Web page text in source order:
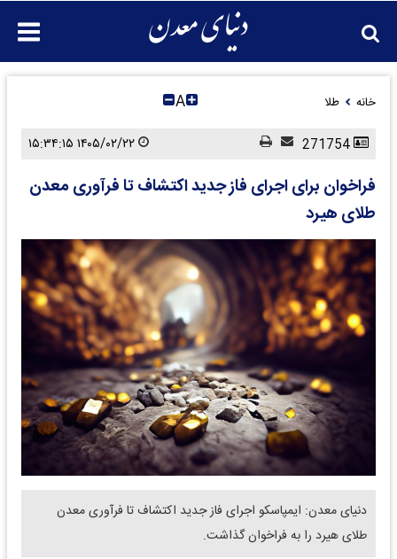
خانه طلا A
فراخوان برای اجرای فاز جدید اکتشاف تا فرآوری معدن
طلای هیرد
دنیای معدن: ایمپاسکو اجرای فاز جدید اکتشاف تا فرآوری معدن
طلای هیرد را به فراخوان گذاشت.